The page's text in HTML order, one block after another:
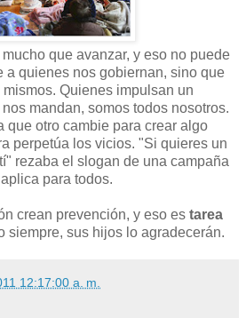
que avanzar, y eso no puede
a quienes nos gobiernan, sino que
Quienes impulsan un
mandan, somos todos nosotros.
que otro cambie para crear algo
perpetúa los vicios. "Si quieres un
rezaba el slogan de una campaña
para todos.
crean prevención, y eso es tarea
siempre, sus hijos lo agradecerán.
12:17:00 a. m.